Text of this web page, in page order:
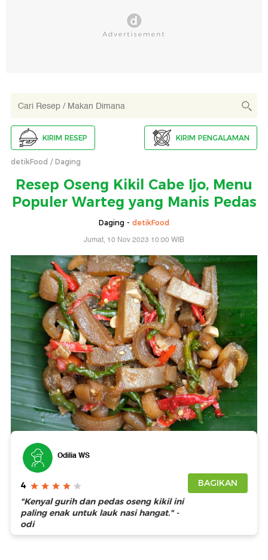
KIRIM RESEP KIRIM PENGALAMAN
detikFood Daging
Resep Oseng Kikil Cabe Ijo, Menu
Populer Warteg yang Manis Pedas
Daging - detikFood
Jumat, 10 Nov 2023 10:00 WIB
Foto: Getty Images
Odilia WS
4
"Kenyal gurih dan pedas oseng kikil ini
paling enak untuk lauk nasi hangat." -
odi
BAGIKAN